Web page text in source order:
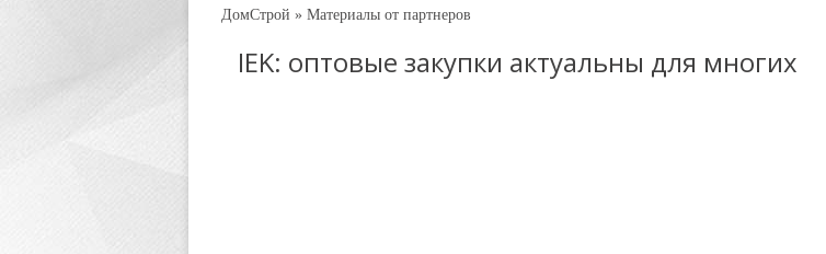
ДомСтрой » Материалы от партнеров
IEK: оптовые закупки актуальны для многих